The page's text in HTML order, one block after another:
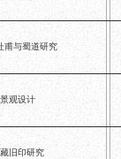
与蜀道研究
观设计
旧印研究